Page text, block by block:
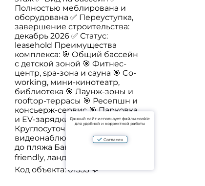
Полностью меблирована и
оборудована ✅ Переуступка,
завершение строительства:
декабрь 2026 ✅ Статус:
leasehold Преимущества
комплекса: 🎯 Общий бассейн
с детской зоной 🎯 Фитнес-
центр, spa-зона и сауна 🎯 Co-
working, мини-кинотеатр,
библиотека 🎯 Лаунж-зоны и
rooftop-террасы 🎯 Ресепшн и
консьерж-сервис 🎯 Парковка
и EV-зарядки 🎯
Круглосуточная охрана и
видеонаблюдение 🎯 Shuttle
до пляжа Банг Тао 🎯 Pet-
friendly, ландшафтные сады 💰 ❗️
Код объекта: 01333 💬
Данный сайт использует файлы cookie
для удобной и корректной работы
Согласен